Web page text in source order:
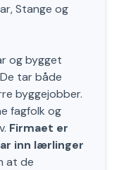
Stange og
og bygget
tar både
byggejobber.
fagfolk og
Firmaet er
inn lærlinger
at de